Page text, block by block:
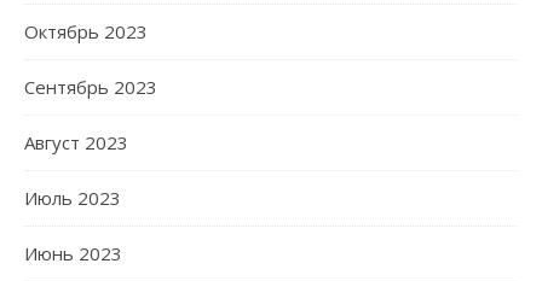
Октябрь 2023
Сентябрь 2023
Август 2023
Июль 2023
Июнь 2023